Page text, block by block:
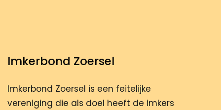
Imkerbond Zoersel
Imkerbond Zoersel is een feitelijke
vereniging die als doel heeft de imkers